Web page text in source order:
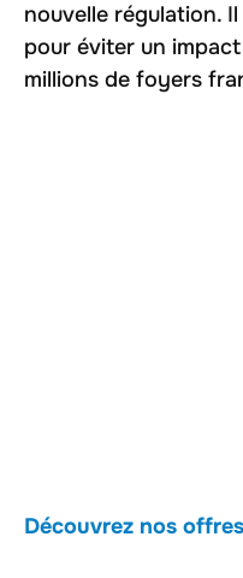
nouvelle régulation.
pour éviter un
millions de foyers
Découvrez nos